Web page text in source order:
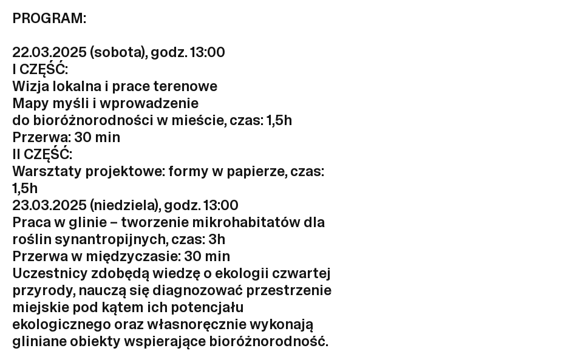
PROGRAM:
22.03.2025 (sobota), godz. 13:00
I CZĘŚĆ:
Wizja lokalna i prace terenowe
Mapy myśli i wprowadzenie
do bioróżnorodności w mieście, czas: 1,5h
Przerwa: 30 min
II CZĘŚĆ:
Warsztaty projektowe: formy w papierze, czas:
1,5h
23.03.2025 (niedziela), godz. 13:00
Praca w glinie – tworzenie mikrohabitatów dla
roślin synantropijnych, czas: 3h
Przerwa w międzyczasie: 30 min
Uczestnicy zdobędą wiedzę o ekologii czwartej
przyrody, nauczą się diagnozować przestrzenie
miejskie pod kątem ich potencjału
ekologicznego oraz własnoręcznie wykonają
gliniane obiekty wspierające bioróżnorodność.